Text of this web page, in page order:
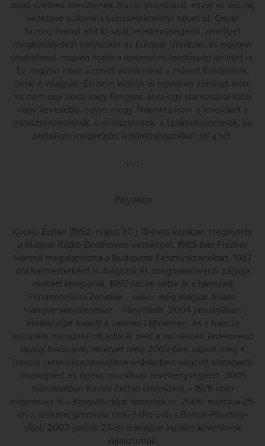
most szélnek eresztenek ötszáz muzsikust, ezzel az ország
vezetése kulturális bűncselekményt követ el. Olyan
bizonyítványt állít ki saját tevékenységéről, amellyel
megkérdőjelezi helyünket az Európai Unióban, és egyben
óhatatlanul magára vonja a történelmi felelősség ítéletét is.
Ez nagyon rossz üzenet volna mind a művelt Európának,
mind a világnak. Én nem küldök el egyetlen zenészt sem,
ez nem egy iroda vagy filmgyár, ahol egy statisztával több
vagy kevesebb, egyre megy. Naponta írom a leveleket a
miniszterelnöknek, a miniszternek, a szakminiszternek, és
próbálom megértetni a döntéshozókkal: mi a tét.
* * *
Pályakép
Kocsis Zoltán (1952. május 30.) 18 éves korában megnyerte
a Magyar Rádió Beethoven-versenyét. 1983-ban Fischer
Ivánnal megalapította a Budapesti Fesztiválzenekart. 1987
óta karmesterként is dolgozik és zongoraművészi pályája
mellett komponál. 1997 őszén vette át a Nemzeti
Filharmonikus Zenekar – akkor még Magyar Állami
Hangversenyzenekar – irányítását. 2004 januárjában
életműdíjat kapott a cannes-i Midemen, és a francia
kulturális miniszter ott adta át neki a művészeti érdemrend
lovagi fokozatát, amelyet még 2002-ben kapott meg a
francia zene népszerűsítése érdekében végzett kimagasló
munkájáért és egész muzsikusi tevékenységéért. 2005
márciusában Kocsis Zoltán életművét – 1978 után
másodszor is – Kossuth-díjjal ismerték el. 2006. március 25-
én a szakmai grémium neki ítélte oda a Bartók-Pásztory-
díjat. 2007. január 23-án a magyar kultúra követének
választották.